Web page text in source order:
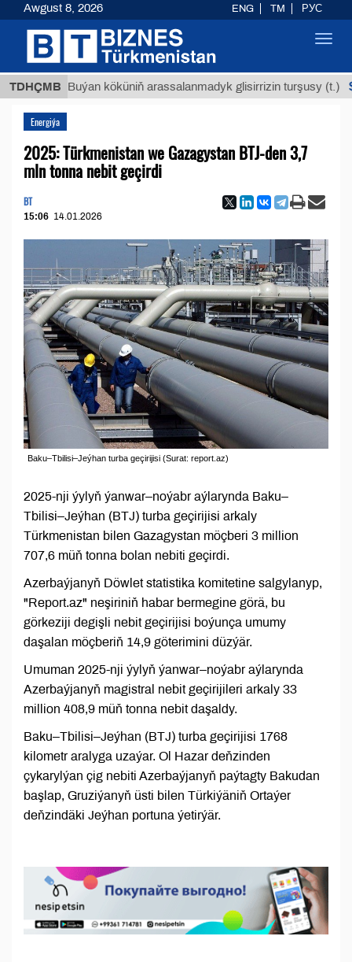
TDHÇMB
Buýan köküniň arassalanmadyk glisirrizin turşusy (t.)
Energiýa
2025: Türkmenistan we Gazagystan BTJ-den 3,7
mln tonna nebit geçirdi
BT
15:06 14.01.2026
Baku–Tbilisi–Jeýhan turba geçirijisi (Surat: report.az)
2025-nji ýylyň ýanwar–noýabr aýlarynda Baku–
Tbilisi–Jeýhan (BTJ) turba geçirijisi arkaly
Türkmenistan bilen Gazagystan möçberi 3 million
707,6 müň tonna bolan nebiti geçirdi.
Azerbaýjanyň Döwlet statistika komitetine salgylanyp,
"Report.az" neşiriniň habar bermegine görä, bu
görkeziji degişli nebit geçirijisi boýunça umumy
daşalan möçberiň 14,9 göterimini düzýär.
Umuman 2025-nji ýylyň ýanwar–noýabr aýlarynda
Azerbaýjanyň magistral nebit geçirijileri arkaly 33
million 408,9 müň tonna nebit daşaldy.
Baku–Tbilisi–Jeýhan (BTJ) turba geçirijisi 1768
kilometr aralyga uzaýar. Ol Hazar deňzinden
çykarylýan çig nebiti Azerbaýjanyň paýtagty Bakudan
başlap, Gruziýanyň üsti bilen Türkiýäniň Ortaýer
deňzindäki Jeýhan portuna ýetirýär.
Awgust 8, 2026 ENG TM РУС